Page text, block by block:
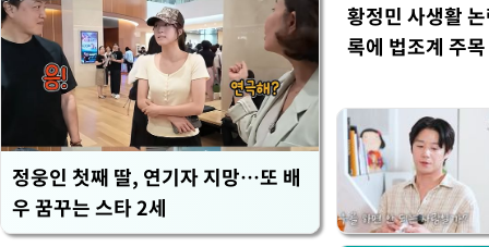
정웅인 첫째 딸, 연기자 지망…또 배
우 꿈꾸는 스타 2세
황정민 사생활
록에 법조계 주목